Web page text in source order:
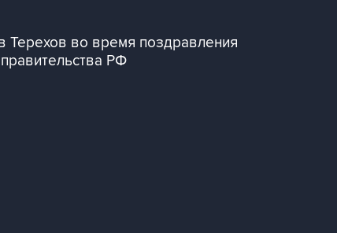
Терехов во время поздравления
РФ